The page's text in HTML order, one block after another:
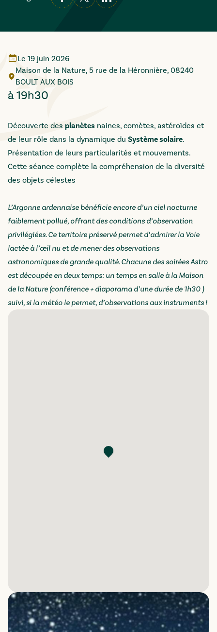
Le 19 juin 2026
Maison de la Nature, 5 rue de la Héronnière, 08240
BOULT AUX BOIS
à 19h30
Découverte des planètes naines, comètes, astéroïdes et
de leur rôle dans la dynamique du Système solaire.
Présentation de leurs particularités et mouvements.
Cette séance complète la compréhension de la diversité
des objets célestes
L’Argonne ardennaise bénéficie encore d’un ciel nocturne
faiblement pollué, offrant des conditions d’observation
privilégiées. Ce territoire préservé permet d’admirer la Voie
lactée à l’œil nu et de mener des observations
astronomiques de grande qualité. Chacune des soirées Astro
est découpée en deux temps: un temps en salle à la Maison
de la Nature (conférence + diaporama d’une durée de 1h30 )
suivi, si la météo le permet, d’observations aux instruments !